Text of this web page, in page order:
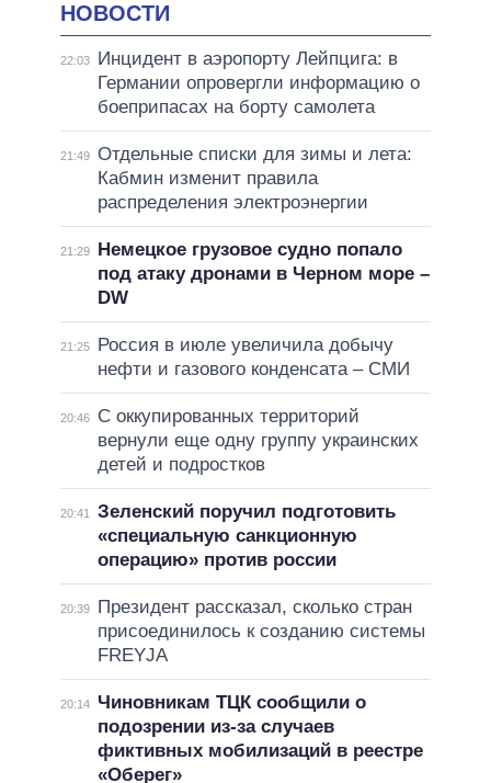
НОВОСТИ
22:03
Инцидент в аэропорту Лейпцига: в
Германии опровергли информацию о
боеприпасах на борту самолета
21:49 Отдельные списки для зимы и лета:
Кабмин изменит правила
распределения электроэнергии
21:29
Немецкое грузовое судно попало
под атаку дронами в Черном море –
DW
21:25
Россия в июле увеличила добычу
нефти и газового конденсата – СМИ
20:46
С оккупированных территорий
вернули еще одну группу украинских
детей и подростков
20:41
Зеленский поручил подготовить
«специальную санкционную
операцию» против россии
20:39
Президент рассказал, сколько стран
присоединилось к созданию системы
FREYJA
20:14
Чиновникам ТЦК сообщили о
подозрении из-за случаев
фиктивных мобилизаций в реестре
«Оберег»